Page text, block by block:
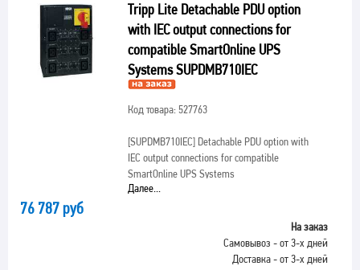
Tripp Lite Detachable PDU option
with IEC output connections for
compatible SmartOnline UPS
Systems SUPDMB710IEC
Код товара: 527763
[SUPDMB710IEC]Detachable PDU option with
IEC output connections for compatible
SmartOnline UPS Systems
Далее...
76 787 руб
На заказ
Самовывоз - от 3-х дней
Доставка - от 3-х дней